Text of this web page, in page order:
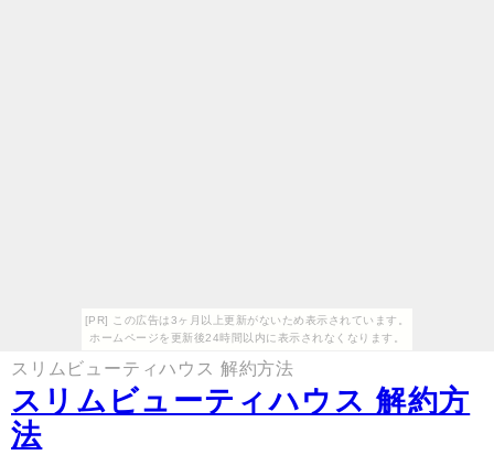
[PR] この広告は3ヶ月以上更新がないため表示されています。
ホームページを更新後24時間以内に表示されなくなります。
スリムビューティハウス 解約方法
スリムビューティハウス 解約方
法